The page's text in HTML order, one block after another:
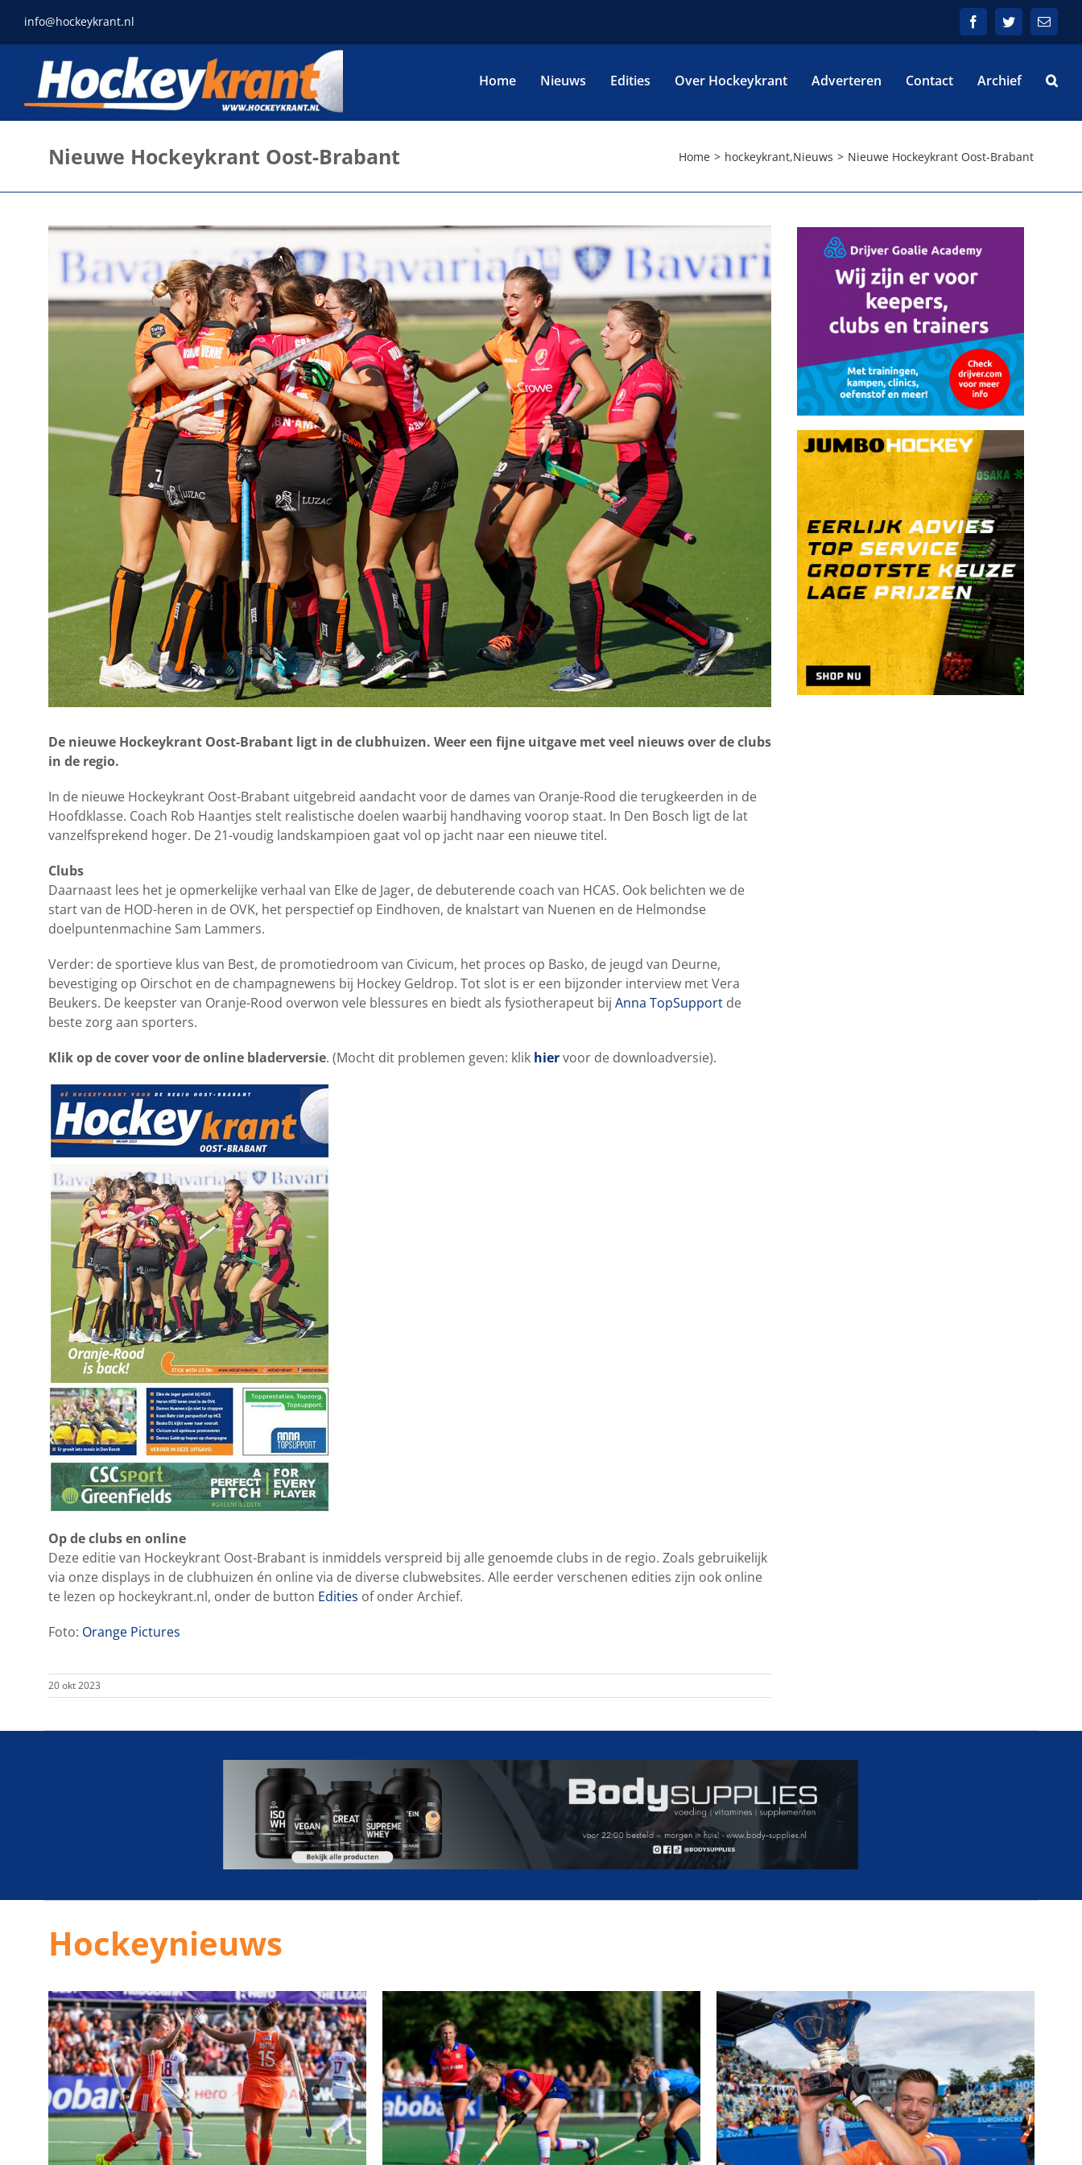
naar
inhoud
info@hockeykrant.nl FacebookTwitterE-
mail
Home Nieuws Edities Over Hockeykrant Adverteren Contact Archief
Nieuwe Hockeykrant Oost-Brabant Home hockeykrant,Nieuws Nieuwe Hockeykrant Oost-Brabant
De nieuwe Hockeykrant Oost-Brabant ligt in de clubhuizen. Weer een fijne uitgave met veel nieuws over de clubs
in de regio.
In de nieuwe Hockeykrant Oost-Brabant uitgebreid aandacht voor de dames van Oranje-Rood die terugkeerden in de
Hoofdklasse. Coach Rob Haantjes stelt realistische doelen waarbij handhaving voorop staat. In Den Bosch ligt de lat
vanzelfsprekend hoger. De 21-voudig landskampioen gaat vol op jacht naar een nieuwe titel.
Clubs
Daarnaast lees het je opmerkelijke verhaal van Elke de Jager, de debuterende coach van HCAS. Ook belichten we de
start van de HOD-heren in de OVK, het perspectief op Eindhoven, de knalstart van Nuenen en de Helmondse
doelpuntenmachine Sam Lammers.
Verder: de sportieve klus van Best, de promotiedroom van Civicum, het proces op Basko, de jeugd van Deurne,
bevestiging op Oirschot en de champagnewens bij Hockey Geldrop. Tot slot is er een bijzonder interview met Vera
Beukers. De keepster van Oranje-Rood overwon vele blessures en biedt als fysiotherapeut bij Anna TopSupportde
beste zorg aan sporters.
Klik op de cover voor de online bladerversie. (Mocht dit problemen geven: klik hiervoor de downloadversie).
Op de clubs en online
Deze editie van Hockeykrant Oost-Brabant is inmiddels verspreid bij alle genoemde clubs in de regio. Zoals gebruikelijk
via onze displays in de clubhuizen én online via de diverse clubwebsites. Alle eerder verschenen edities zijn ook online
te lezen op hockeykrant.nl, onder de button Edities of onder Archief.
Foto: Orange Pictures
20 okt 2023
Hockeynieuws